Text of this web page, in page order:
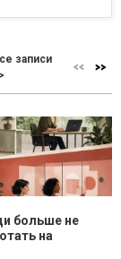
записи
больше не
на